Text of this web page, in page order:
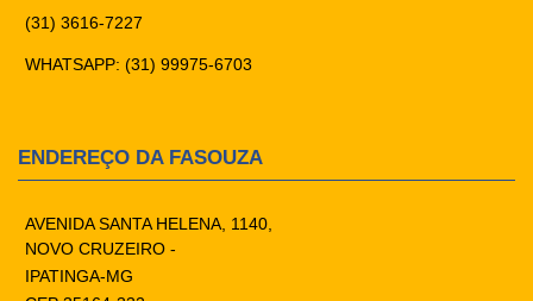
(31) 3616-7227
WHATSAPP: (31) 99975-6703
ENDEREÇO DA FASOUZA
AVENIDA SANTA HELENA, 1140,
NOVO CRUZEIRO -
IPATINGA-MG